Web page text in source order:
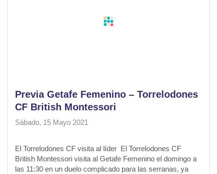
Previa Getafe Femenino – Torrelodones
CF British Montessori
Sábado, 15 Mayo 2021
El Torrelodones CF visita al líder El Torrelodones CF
British Montessori visita al Getafe Femenino el domingo a
las 11:30 en un duelo complicado para las serranas, ya